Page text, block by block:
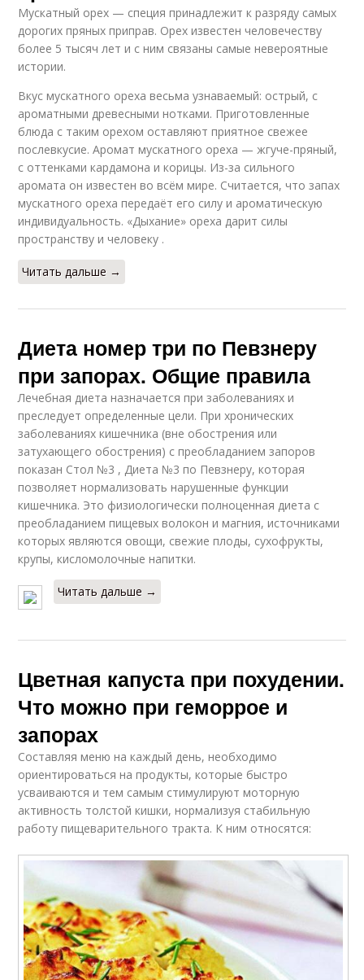
Мускатный орех — специя принадлежит к разряду самых
дорогих пряных приправ. Орех известен человечеству
более 5 тысяч лет и с ним связаны самые невероятные
истории.
Вкус мускатного ореха весьма узнаваемый: острый, с
ароматными древесными нотками. Приготовленные
блюда с таким орехом оставляют приятное свежее
послевкусие. Аромат мускатного ореха — жгуче-пряный,
с оттенками кардамона и корицы. Из-за сильного
аромата он известен во всём мире. Считается, что запах
мускатного ореха передаёт его силу и ароматическую
индивидуальность. «Дыхание» ореха дарит силы
пространству и человеку .
Читать дальше →
Диета номер три по Певзнеру
при запорах. Общие правила
Лечебная диета назначается при заболеваниях и
преследует определенные цели. При хронических
заболеваниях кишечника (вне обострения или
затухающего обострения) с преобладанием запоров
показан Стол №3 , Диета №3 по Певзнеру, которая
позволяет нормализовать нарушенные функции
кишечника. Это физиологически полноценная диета с
преобладанием пищевых волокон и магния, источниками
которых являются овощи, свежие плоды, сухофрукты,
крупы, кисломолочные напитки.
Читать дальше →
Цветная капуста при похудении.
Что можно при геморрое и
запорах
Составляя меню на каждый день, необходимо
ориентироваться на продукты, которые быстро
усваиваются и тем самым стимулируют моторную
активность толстой кишки, нормализуя стабильную
работу пищеварительного тракта. К ним относятся: